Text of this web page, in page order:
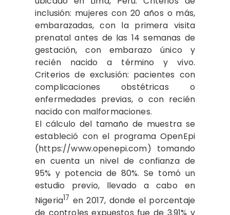
inclusión: mujeres con 20 años o más,
embarazadas, con la primera visita
prenatal antes de las 14 semanas de
gestación, con embarazo único y
recién nacido a término y vivo.
Criterios de exclusión: pacientes con
complicaciones obstétricas o
enfermedades previas, o con recién
nacido con malformaciones.
El cálculo del tamaño de muestra se
estableció con el programa OpenEpi
(https://www.openepi.com) tomando
en cuenta un nivel de confianza de
95% y potencia de 80%. Se tomó un
estudio previo, llevado a cabo en
Nigeria17 en 2017, donde el porcentaje